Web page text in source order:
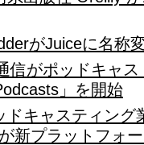
がJuiceに名称
信がポッドキャ
」を開始
ドキャスティング
新プラットフォ